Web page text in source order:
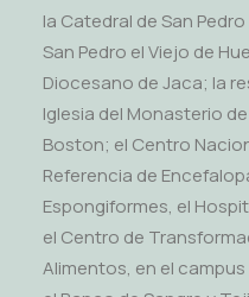
la Catedral de San
San Pedro el Viejo de
Diocesano de Jaca; la
Iglesia del Monasterio
Boston; el Centro
Referencia de
Espongiformes, el
el Centro de
Alimentos, en el